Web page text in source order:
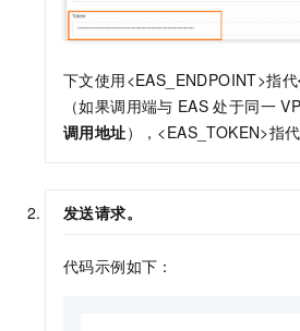
下文使用<EAS_ENDPOINT>指代
（如果调用端与 EAS 处于同一
调用地址），<EAS_TOKEN>指代
发送请求。
代码示例如下：